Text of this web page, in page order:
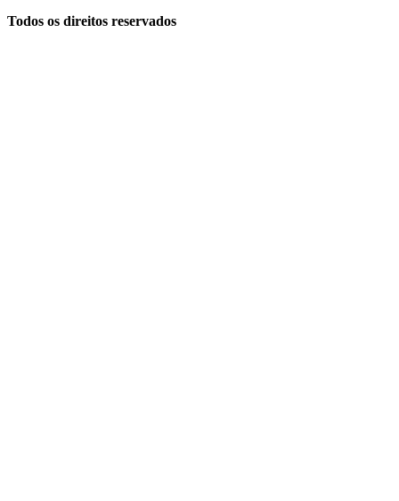
Todos os direitos reservados